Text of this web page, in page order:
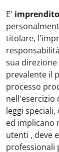
E'
titolare,
sua
prevalente il
processo
nell'esercizio
leggi
ed implicano
utenti , deve
professionali